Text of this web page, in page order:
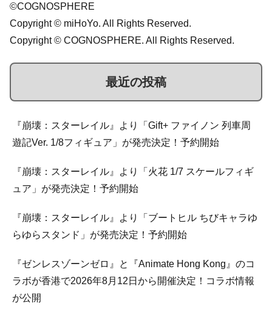
©COGNOSPHERE
Copyright © miHoYo. All Rights Reserved.
Copyright © COGNOSPHERE. All Rights Reserved.
最近の投稿
『崩壊：スターレイル』より「Gift+ ファイノン 列車周
遊記Ver. 1/8フィギュア」が発売決定！予約開始
『崩壊：スターレイル』より「火花 1/7 スケールフィギ
ュア」が発売決定！予約開始
『崩壊：スターレイル』より「ブートヒル ちびキャラゆ
らゆらスタンド」が発売決定！予約開始
『ゼンレスゾーンゼロ』と『Animate Hong Kong』のコ
ラボが香港で2026年8月12日から開催決定！コラボ情報
が公開